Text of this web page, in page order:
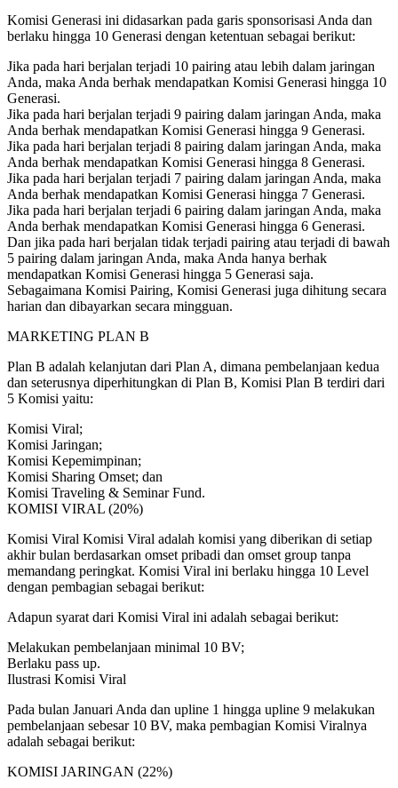
Komisi Generasi ini didasarkan pada garis sponsorisasi Anda dan
berlaku hingga 10 Generasi dengan ketentuan sebagai berikut:
Jika pada hari berjalan terjadi 10 pairing atau lebih dalam jaringan
Anda, maka Anda berhak mendapatkan Komisi Generasi hingga 10
Generasi.
Jika pada hari berjalan terjadi 9 pairing dalam jaringan Anda, maka
Anda berhak mendapatkan Komisi Generasi hingga 9 Generasi.
Jika pada hari berjalan terjadi 8 pairing dalam jaringan Anda, maka
Anda berhak mendapatkan Komisi Generasi hingga 8 Generasi.
Jika pada hari berjalan terjadi 7 pairing dalam jaringan Anda, maka
Anda berhak mendapatkan Komisi Generasi hingga 7 Generasi.
Jika pada hari berjalan terjadi 6 pairing dalam jaringan Anda, maka
Anda berhak mendapatkan Komisi Generasi hingga 6 Generasi.
Dan jika pada hari berjalan tidak terjadi pairing atau terjadi di bawah
5 pairing dalam jaringan Anda, maka Anda hanya berhak
mendapatkan Komisi Generasi hingga 5 Generasi saja.
Sebagaimana Komisi Pairing, Komisi Generasi juga dihitung secara
harian dan dibayarkan secara mingguan.
MARKETING PLAN B
Plan B adalah kelanjutan dari Plan A, dimana pembelanjaan kedua
dan seterusnya diperhitungkan di Plan B, Komisi Plan B terdiri dari
5 Komisi yaitu:
Komisi Viral;
Komisi Jaringan;
Komisi Kepemimpinan;
Komisi Sharing Omset; dan
Komisi Traveling & Seminar Fund.
KOMISI VIRAL (20%)
Komisi Viral Komisi Viral adalah komisi yang diberikan di setiap
akhir bulan berdasarkan omset pribadi dan omset group tanpa
memandang peringkat. Komisi Viral ini berlaku hingga 10 Level
dengan pembagian sebagai berikut:
Adapun syarat dari Komisi Viral ini adalah sebagai berikut:
Melakukan pembelanjaan minimal 10 BV;
Berlaku pass up.
Ilustrasi Komisi Viral
Pada bulan Januari Anda dan upline 1 hingga upline 9 melakukan
pembelanjaan sebesar 10 BV, maka pembagian Komisi Viralnya
adalah sebagai berikut:
KOMISI JARINGAN (22%)